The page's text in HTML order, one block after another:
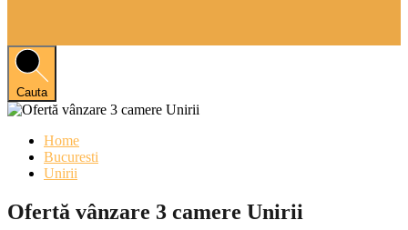
Cauta
Home
Bucuresti
Unirii
Ofertă vânzare 3 camere Unirii